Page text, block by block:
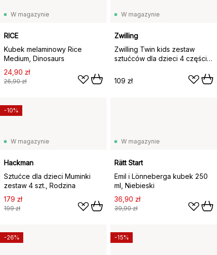
W magazynie
RICE
Kubek melaminowy Rice
Medium, Dinosaurs
24,90 zł
26,90 zł
W magazynie
Zwilling
Zwilling Twin kids zestaw
sztućców dla dzieci 4 części,
109 zł
W magazynie
Hackman
Sztućce dla dzieci Muminki
zestaw 4 szt., Rodzina
179 zł
199 zł
-10%
W magazynie
Rätt Start
Emil i Lönneberga kubek 250
ml, Niebieski
36,90 zł
39,90 zł
-26% -15%